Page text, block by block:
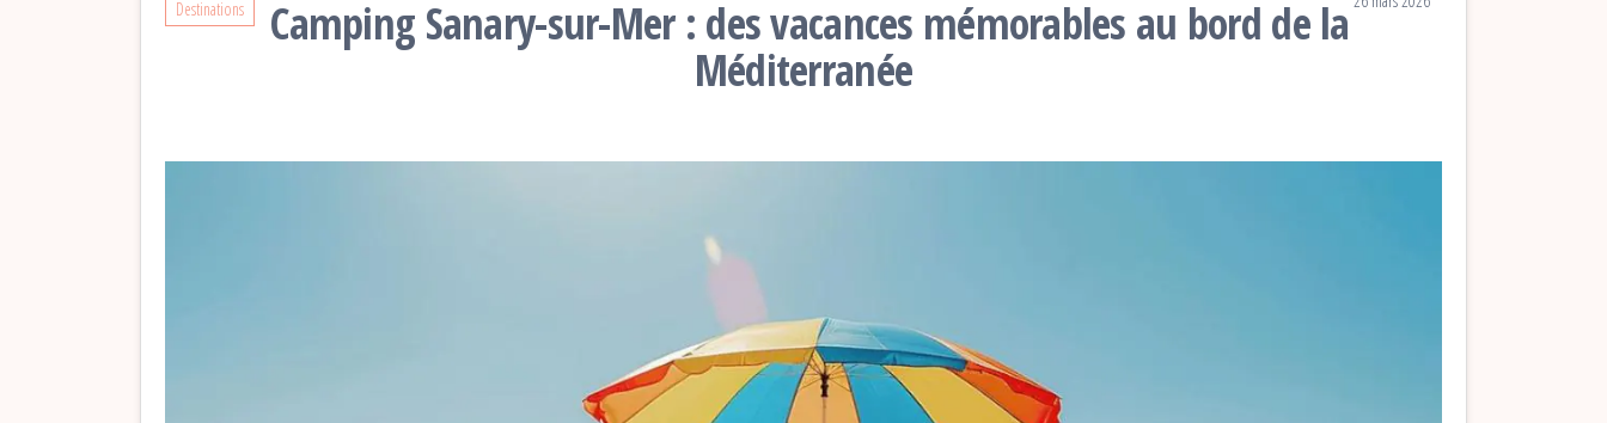
Destinations Camping Sanary-sur-Mer : des vacances mémorables au bord de la
Méditerranée